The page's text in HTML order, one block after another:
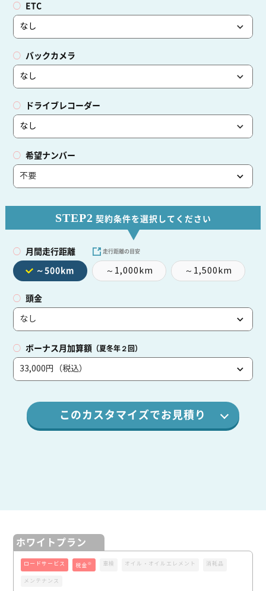
ETC
バックカメラ
ドライブレコーダー
希望ナンバー
STEP2 契約条件を選択してください
月間走行距離 走行距離の目安
～500km ～1,000km ～1,500km
頭金
ボーナス月加算額 （夏冬年２回）
このカスタマイズでお見積り
ホワイトプラン
ロードサービス 税金 ※ 車検 オイル・オイルエレメント 消耗品
メンテナンス